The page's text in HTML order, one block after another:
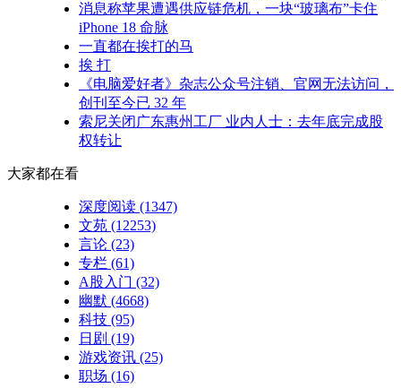
消息称苹果遭遇供应链危机，一块“玻璃布”卡住
iPhone 18 命脉
一直都在挨打的马
挨 打
《电脑爱好者》杂志公众号注销、官网无法访问，
创刊至今已 32 年
索尼关闭广东惠州工厂 业内人士：去年底完成股
权转让
大家都在看
深度阅读 (1347)
文苑 (12253)
言论 (23)
专栏 (61)
A股入门 (32)
幽默 (4668)
科技 (95)
日剧 (19)
游戏资讯 (25)
职场 (16)